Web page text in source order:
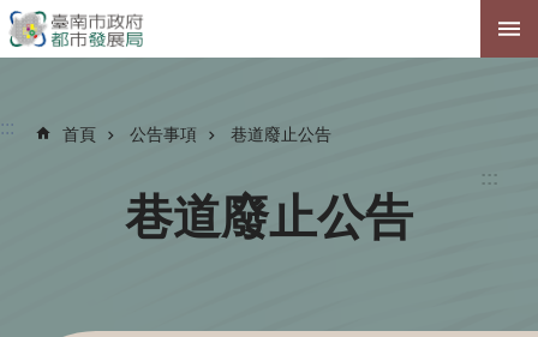
跳到主要內容區塊
:::
::: 首頁 公告事項 巷道廢止公告
巷道廢止公告